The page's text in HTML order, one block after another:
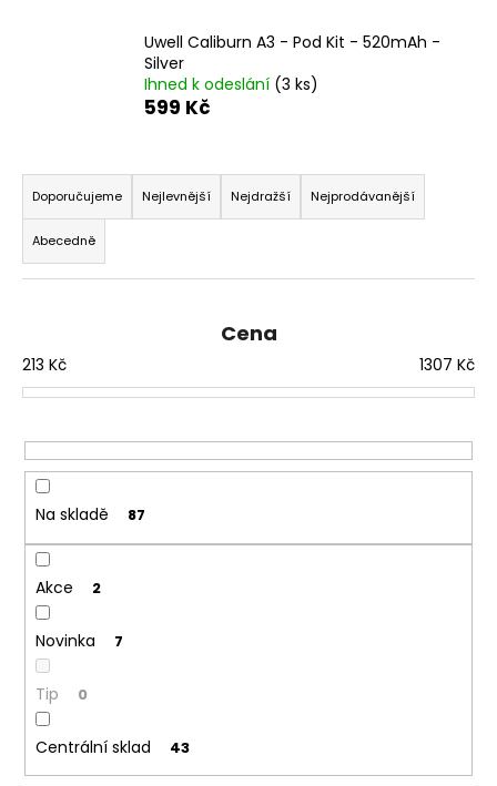
Uwell Caliburn A3 - Pod Kit - 520mAh -
Silver
Ihned k odeslání (3 ks)
599 Kč
Ř
a
z
e
n
r
o
u
k
ů
Doporučujeme Nejlevnější Nejdražší Nejprodávanější
Abecedně
Cena
213 Kč 1307 Kč
Na skladě 87
Akce 2
Novinka 7
Tip 0
Centrální sklad 43
e
LIQUA
SHOT
SALT
NIKOTINOVÝ
BOOSTER
119
Kč
Původně:
149
Kč